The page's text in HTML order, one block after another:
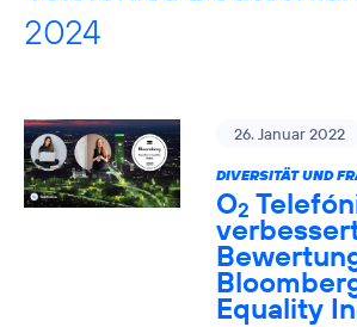
2024
26. Januar 2022
DIVERSITÄT UND
O2
Equality